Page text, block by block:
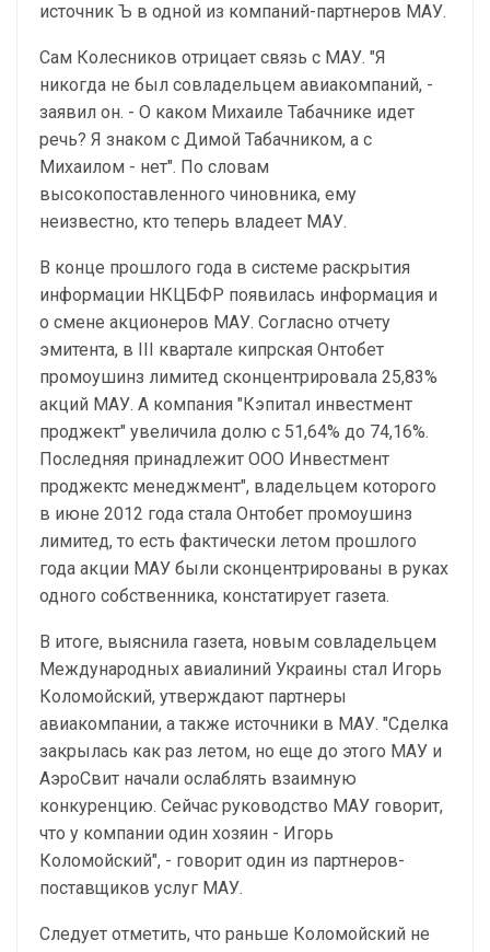
источник Ъ в одной из компаний-партнеров МАУ.
Сам Колесников отрицает связь с МАУ. "Я
никогда не был совладельцем авиакомпаний, -
заявил он. - О каком Михаиле Табачнике идет
речь? Я знаком с Димой Табачником, а с
Михаилом - нет". По словам
высокопоставленного чиновника, ему
неизвестно, кто теперь владеет МАУ.
В конце прошлого года в системе раскрытия
информации НКЦБФР появилась информация и
о смене акционеров МАУ. Согласно отчету
эмитента, в III квартале кипрская Онтобет
промоушинз лимитед сконцентрировала 25,83%
акций МАУ. А компания "Кэпитал инвестмент
проджект" увеличила долю с 51,64% до 74,16%.
Последняя принадлежит ООО Инвестмент
проджектс менеджмент", владельцем которого
в июне 2012 года стала Онтобет промоушинз
лимитед, то есть фактически летом прошлого
года акции МАУ были сконцентрированы в руках
одного собственника, констатирует газета.
В итоге, выяснила газета, новым совладельцем
Международных авиалиний Украины стал Игорь
Коломойский, утверждают партнеры
авиакомпании, а также источники в МАУ. "Сделка
закрылась как раз летом, но еще до этого МАУ и
АэроСвит начали ослаблять взаимную
конкуренцию. Сейчас руководство МАУ говорит,
что у компании один хозяин - Игорь
Коломойский", - говорит один из партнеров-
поставщиков услуг МАУ.
Следует отметить, что раньше Коломойский не